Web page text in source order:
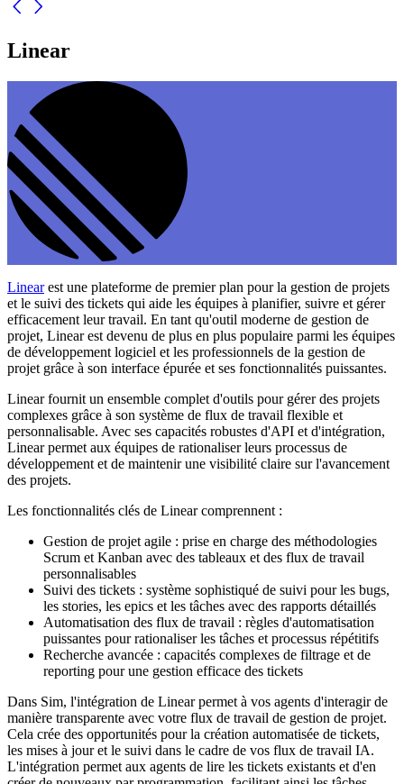
Linear
Linearest une plateforme de premier plan pour la gestion de projets
et le suivi des tickets qui aide les équipes à planifier, suivre et gérer
efficacement leur travail. En tant qu'outil moderne de gestion de
projet, Linear est devenu de plus en plus populaire parmi les équipes
de développement logiciel et les professionnels de la gestion de
projet grâce à son interface épurée et ses fonctionnalités puissantes.
Linear fournit un ensemble complet d'outils pour gérer des projets
complexes grâce à son système de flux de travail flexible et
personnalisable. Avec ses capacités robustes d'API et d'intégration,
Linear permet aux équipes de rationaliser leurs processus de
développement et de maintenir une visibilité claire sur l'avancement
des projets.
Les fonctionnalités clés de Linear comprennent :
Gestion de projet agile : prise en charge des méthodologies
Scrum et Kanban avec des tableaux et des flux de travail
personnalisables
Suivi des tickets : système sophistiqué de suivi pour les bugs,
les stories, les epics et les tâches avec des rapports détaillés
Automatisation des flux de travail : règles d'automatisation
puissantes pour rationaliser les tâches et processus répétitifs
Recherche avancée : capacités complexes de filtrage et de
reporting pour une gestion efficace des tickets
Dans Sim, l'intégration de Linear permet à vos agents d'interagir de
manière transparente avec votre flux de travail de gestion de projet.
Cela crée des opportunités pour la création automatisée de tickets,
les mises à jour et le suivi dans le cadre de vos flux de travail IA.
L'intégration permet aux agents de lire les tickets existants et d'en